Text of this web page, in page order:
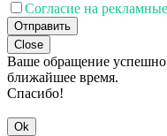
Согласие на
Отправить
Close
Ваше обращение успешно
ближайшее время.
Спасибо!
Ok